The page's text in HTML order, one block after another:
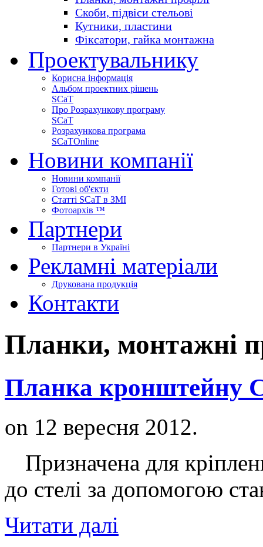
Скоби, підвіси стельові
Кутники, пластини
Фіксатори, гайка монтажна
Проектувальнику
Корисна інформація
Альбом проектних рішень
SCaT
Про Розрахункову програму
SCaT
Розрахункова програма
SCaTOnline
Новини компанії
Новини компанії
Готові об'єкти
Статті SCaT в ЗМІ
Фотоархів ™
Партнери
Партнери в Україні
Рекламні матеріали
Друкована продукція
Контакти
Планки, монтажні
Планка кронштейну
on 12 вересня 2012.
Призначена для
до стелі за допомогою
Читати далі